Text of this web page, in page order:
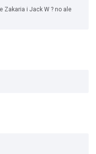
Zakaria i Jack W ? no ale